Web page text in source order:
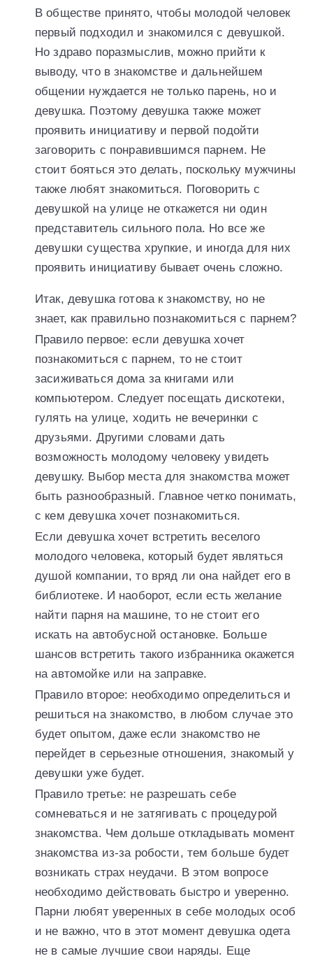
В обществе принято, чтобы молодой человек
первый подходил и знакомился с девушкой.
Но здраво поразмыслив, можно прийти к
выводу, что в знакомстве и дальнейшем
общении нуждается не только парень, но и
девушка. Поэтому девушка также может
проявить инициативу и первой подойти
заговорить с понравившимся парнем. Не
стоит бояться это делать, поскольку мужчины
также любят знакомиться. Поговорить с
девушкой на улице не откажется ни один
представитель сильного пола. Но все же
девушки существа хрупкие, и иногда для них
проявить инициативу бывает очень сложно.
Итак, девушка готова к знакомству, но не
знает, как правильно познакомиться с парнем?
Правило первое: если девушка хочет
познакомиться с парнем, то не стоит
засиживаться дома за книгами или
компьютером. Следует посещать дискотеки,
гулять на улице, ходить не вечеринки с
друзьями. Другими словами дать
возможность молодому человеку увидеть
девушку. Выбор места для знакомства может
быть разнообразный. Главное четко понимать,
с кем девушка хочет познакомиться.
Если девушка хочет встретить веселого
молодого человека, который будет являться
душой компании, то вряд ли она найдет его в
библиотеке. И наоборот, если есть желание
найти парня на машине, то не стоит его
искать на автобусной остановке. Больше
шансов встретить такого избранника окажется
на автомойке или на заправке.
Правило второе: необходимо определиться и
решиться на знакомство, в любом случае это
будет опытом, даже если знакомство не
перейдет в серьезные отношения, знакомый у
девушки уже будет.
Правило третье: не разрешать себе
сомневаться и не затягивать с процедурой
знакомства. Чем дольше откладывать момент
знакомства из-за робости, тем больше будет
возникать страх неудачи. В этом вопросе
необходимо действовать быстро и уверенно.
Парни любят уверенных в себе молодых особ
и не важно, что в этот момент девушка одета
не в самые лучшие свои наряды. Еще